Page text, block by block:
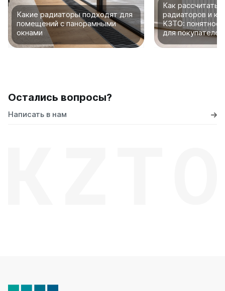
Какие радиаторы подходят для
помещений с панорамными
окнами
Как рассчитать
радиаторов и
КЗТО: понятное
для покупателей
Остались вопросы?
Написать в нам